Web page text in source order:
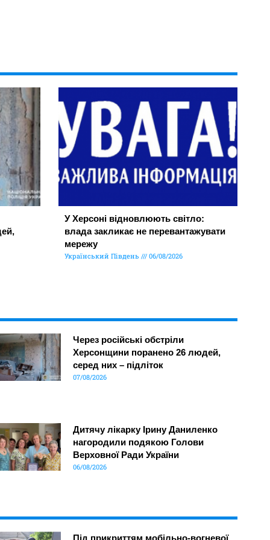
У Херсоні відновлюють світло:
влада закликає не перевантажувати
мережу
Український Південь 06/08/2026
Через російські обстріли
Херсонщини поранено 26 людей,
серед них – підліток
07/08/2026
Дитячу лікарку Ірину Даниленко
нагородили подякою Голови
Верховної Ради України
06/08/2026
Під прикриттям мобільно-вогневої